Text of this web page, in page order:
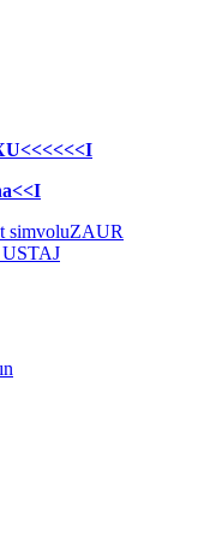
simvoluZAUR